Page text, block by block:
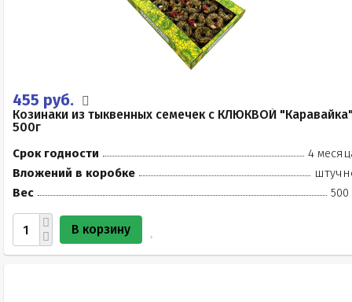
455 руб.
Козинаки из тыквенных семечек с КЛЮКВОЙ
500г
Срок годности
4
Вложений в коробке
Вес
500
В корзину